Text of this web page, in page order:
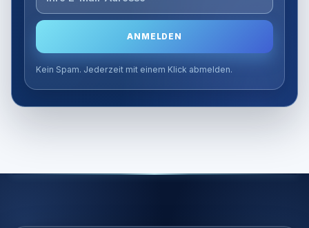
ANMELDEN
Kein Spam. Jederzeit mit einem Klick abmelden.